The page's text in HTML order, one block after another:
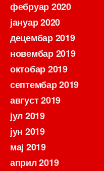
фебруар 2020
јануар 2020
децембар 2019
новембар 2019
октобар 2019
септембар 2019
август 2019
јул 2019
јун 2019
мај 2019
април 2019